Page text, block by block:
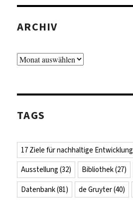
ARCHIV
Archiv
TAGS
17 Ziele für nachhaltige Entwicklung
Ausstellung (32) Bibliothek(27)
Datenbank(81) de Gruyter(40)